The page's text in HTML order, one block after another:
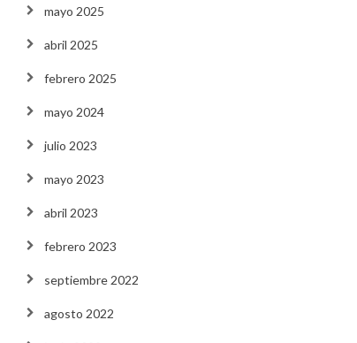
mayo 2025
abril 2025
febrero 2025
mayo 2024
julio 2023
mayo 2023
abril 2023
febrero 2023
septiembre 2022
agosto 2022